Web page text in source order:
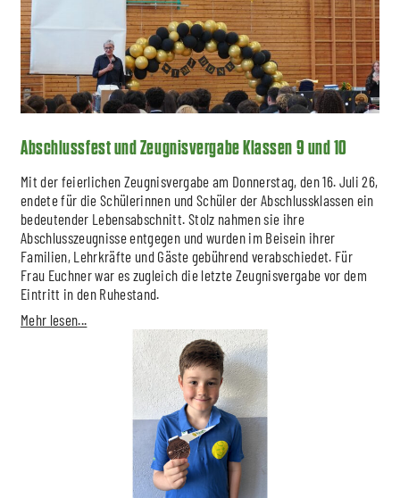
Abschlussfest und Zeugnisvergabe Klassen 9 und 10
Mit der feierlichen Zeugnisvergabe am Donnerstag, den 16. Juli 26,
endete für die Schülerinnen und Schüler der Abschlussklassen ein
bedeutender Lebensabschnitt. Stolz nahmen sie ihre
Abschlusszeugnisse entgegen und wurden im Beisein ihrer
Familien, Lehrkräfte und Gäste gebührend verabschiedet. Für
Frau Euchner war es zugleich die letzte Zeugnisvergabe vor dem
Eintritt in den Ruhestand.
Mehr lesen...